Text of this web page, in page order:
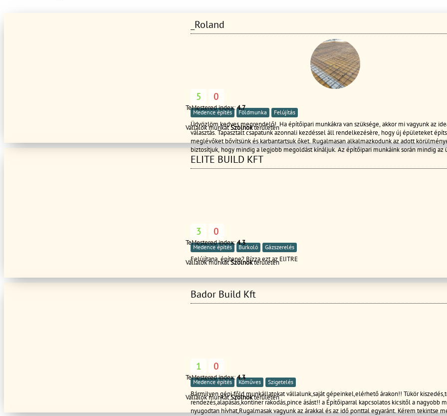
_Roland
5 0
Medence építés Földmunka Felújítás
Üdvözlöm kedves megrendelő! Ha építőipari munkákra van szüksége, akkor mi vagyunk az
választás. Tapasztalt csapatunk azonnali kezdéssel áll rendelkezésère, hogy új épületeket
meglévőket bővítsünk és karbantartsuk őket. Rugalmasan alkalmazkodunk az adott
biztosítjuk, hogy mindig a legjobb megoldást kínáljuk. Az építőipari munkáink során mindig az
elégedettsége az elsődleges szempont. A csapatunk kreatív és problémamegoldó képességgel
rendelkezik, így garantáljuk, hogy minden projekt megfeleljen az Ön igényeinek és
TeMestered index:4.7
Vállalok munkátSzolnokterületén
ELITE BUILD KFT
3 0
Medence építés Burkoló Gázszerelés
Felújítana, építene? Bízza ezt az ElITRE
TeMestered index:4.3
Vállalok munkátSzolnokterületén
Bador Build Kft
1 0
Medence építés Kőműves Szigetelés
Bármilyen gépi főld munkállatokat vállalunk,saját gépeinkel,elérhető árakon!! Tükör
rendezés,alapásás,kontiner rakodás,pince ásást!! a Építőiparral kapcsolatos kicsitől a nagyobb
nyugodtan hívhat,Rugalmasak vagyunk az árakkal és az idő ponttal egyaránt. Kérem tekintse
TeMestered index:4.3
Vállalok munkátSzolnokterületén